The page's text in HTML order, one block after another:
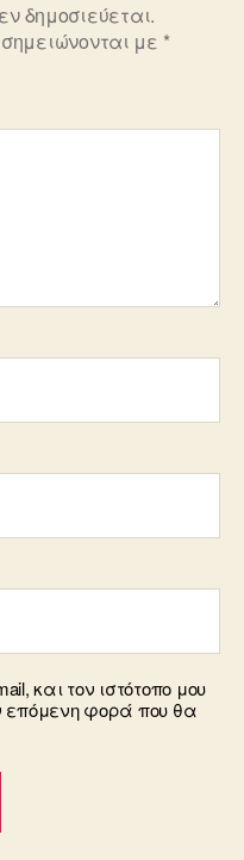
δημοσιεύεται.
με *
και τον ιστότοπο μου
επόμενη φορά που θα